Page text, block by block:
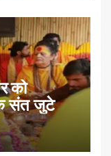
को
संत जुटे